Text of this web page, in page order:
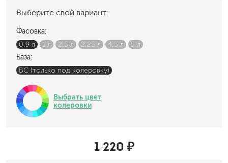
Выберите свой вариант:
Фасовка:
0,9 л
1 л 2,5 л 2,25 л 4,5 л
5 л
База:
BC (только под колеровку)
Выбрать цвет
колеровки
1 220 ₽